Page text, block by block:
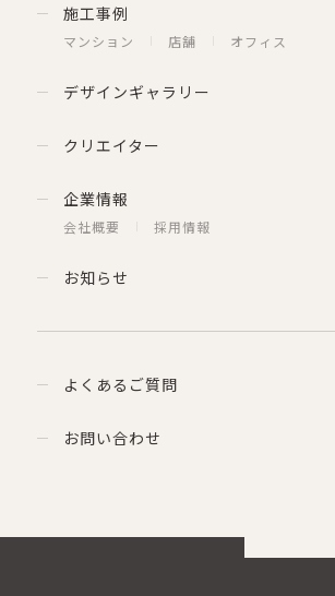
施工事例
マンション 店舗 オフィス
デザインギャラリー
クリエイター
企業情報
会社概要 採用情報
お知らせ
よくあるご質問
お問い合わせ